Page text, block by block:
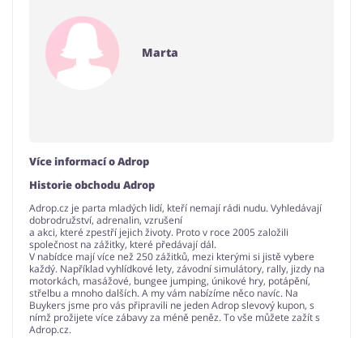
Marta
Více informací o Adrop
Historie obchodu Adrop
Adrop.cz je parta mladých lidí, kteří nemají rádi nudu. Vyhledávají
dobrodružství, adrenalin, vzrušení
a akci, které zpestří jejich životy. Proto v roce 2005 založili
společnost na zážitky, které předávají dál.
V nabídce mají více než 250 zážitků, mezi kterými si jistě vybere
každý. Například vyhlídkové lety, závodní simulátory, rally, jizdy na
motorkách, masážové, bungee jumping, únikové hry, potápění,
střelbu a mnoho dalších. A my vám nabízíme něco navíc. Na
Buykers jsme pro vás připravili ne jeden Adrop slevový kupon, s
nímž prožijete více zábavy za méně peněz. To vše můžete zažít s
Adrop.cz.